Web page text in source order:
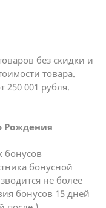
без скидки и
товара.
250 001 рубля.
Рождения
бонусов
бонусной
не более
бонусов 15 дней